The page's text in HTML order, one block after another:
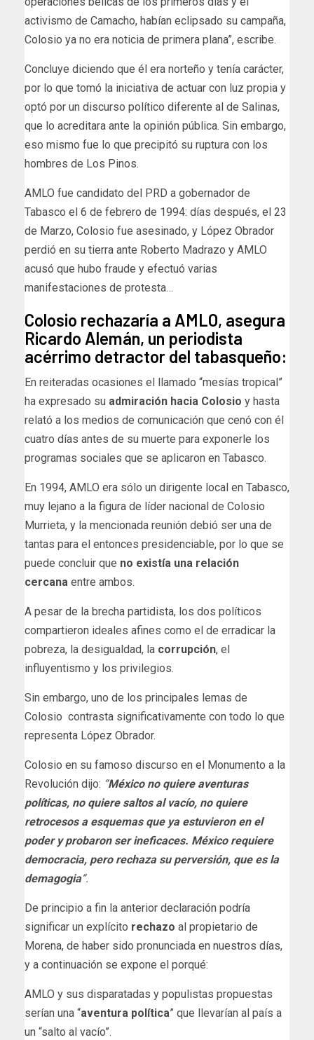
activismo de Camacho, habían eclipsado su campaña,
Colosio ya no era noticia de primera plana”, escribe.
Concluye diciendo que él era norteño y tenía carácter,
por lo que tomó la iniciativa de actuar con luz propia y
optó por un discurso político diferente al de Salinas,
que lo acreditara ante la opinión pública. Sin embargo,
eso mismo fue lo que precipitó su ruptura con los
hombres de Los Pinos.
AMLO fue candidato del PRD a gobernador de
Tabasco el 6 de febrero de 1994: días después, el 23
de Marzo, Colosio fue asesinado, y López Obrador
perdió en su tierra ante Roberto Madrazo y AMLO
acusó que hubo fraude y efectuó varias
manifestaciones de protesta…
Colosio rechazaría a AMLO, asegura
Ricardo Alemán, un periodista
acérrimo detractor del tabasqueño:
En reiteradas ocasiones el llamado “mesías tropical”
ha expresado su admiración hacia Colosio y hasta
relató a los medios de comunicación que cenó con él
cuatro días antes de su muerte para exponerle los
programas sociales que se aplicaron en Tabasco.
En 1994, AMLO era sólo un dirigente local en Tabasco,
muy lejano a la figura de líder nacional de Colosio
Murrieta, y la mencionada reunión debió ser una de
tantas para el entonces presidenciable, por lo que se
puede concluir que no existía una relación
cercana entre ambos.
A pesar de la brecha partidista, los dos políticos
compartieron ideales afines como el de erradicar la
pobreza, la desigualdad, la corrupción, el
influyentismo y los privilegios.
Sin embargo, uno de los principales lemas de
Colosio contrasta significativamente con todo lo que
representa López Obrador.
Colosio en su famoso discurso en el Monumento a la
Revolución dijo: “México no quiere aventuras
políticas, no quiere saltos al vacío, no quiere
retrocesos a esquemas que ya estuvieron en el
poder y probaron ser ineficaces. México requiere
democracia, pero rechaza su perversión, que es la
demagogia“.
De principio a fin la anterior declaración podría
significar un explícito rechazo al propietario de
Morena, de haber sido pronunciada en nuestros días,
y a continuación se expone el porqué:
AMLO y sus disparatadas y populistas propuestas
serían una “aventura política” que llevarían al país a
un “salto al vacío”.